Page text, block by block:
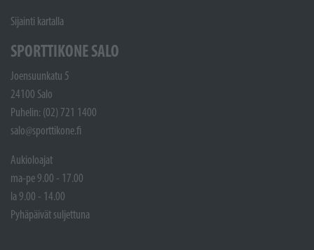
Sijainti kartalla
SPORTTIKONE SALO
Joensuunkatu 5
24100 Salo
Puhelin: (02) 721 1400
salo@sporttikone.fi
Aukioloajat
ma-pe 9.00 - 17.00
la 9.00 - 14.00
Pyhäpäivät suljettuna